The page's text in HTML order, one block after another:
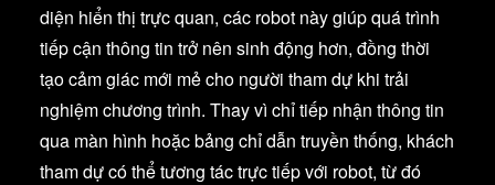
diện hiển thị trực quan, các robot này giúp quá trình
tiếp cận thông tin trở nên sinh động hơn, đồng thời
tạo cảm giác mới mẻ cho người tham dự khi trải
nghiệm chương trình. Thay vì chỉ tiếp nhận thông tin
qua màn hình hoặc bảng chỉ dẫn truyền thống, khách
tham dự có thể tương tác trực tiếp với robot, từ đó